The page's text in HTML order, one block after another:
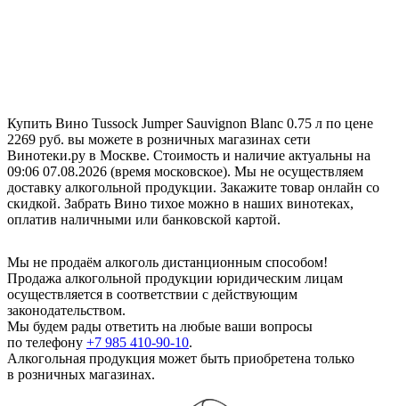
Купить Вино Tussock Jumper Sauvignon Blanc 0.75 л по цене
2269 руб. вы можете в розничных магазинах сети
Винотеки.ру в Москве. Стоимость и наличие актуальны на
09:06 07.08.2026 (время московское). Мы не осуществляем
доставку алкогольной продукции. Закажите товар онлайн со
скидкой. Забрать Вино тихое можно в наших винотеках,
оплатив наличными или банковской картой.
Мы не продаём алкоголь дистанционным способом!
Продажа алкогольной продукции юридическим лицам
осуществляется в соответствии с действующим
законодательством.
Мы будем рады ответить на любые ваши вопросы
по телефону +7 985 410-90-10.
Алкогольная продукция может быть приобретена только
в розничных магазинах.